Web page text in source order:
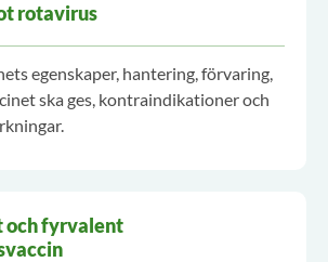
rotavirus
egenskaper, hantering, förvaring,
ska ges, kontraindikationer och
och fyrvalent